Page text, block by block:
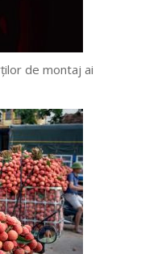
de montaj ai